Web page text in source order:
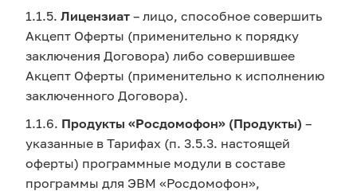
1.1.5. Лицензиат – лицо, способное совершить
Акцепт Оферты (применительно к порядку
заключения Договора) либо совершившее
Акцепт Оферты (применительно к исполнению
заключенного Договора).
1.1.6. Продукты «Росдомофон» (Продукты) –
указанные в Тарифах (п. 3.5.3. настоящей
оферты) программные модули в составе
программы для ЭВМ «Росдомофон»,